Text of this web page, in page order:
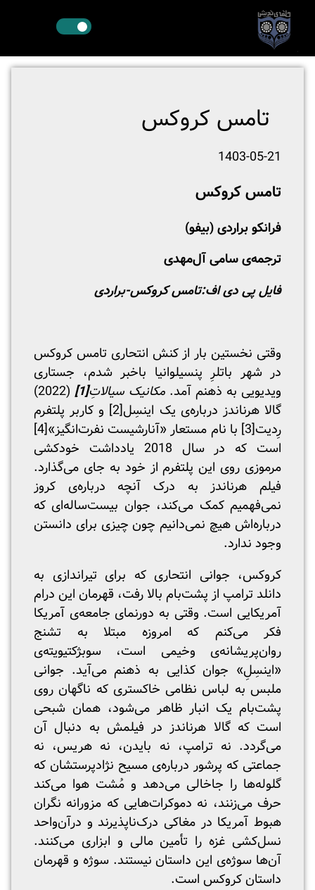
تامس کروکس
1403-05-21
تامس کروکس
فرانکو براردی (بیفو)
ترجمه‌ی سامی آل‌مهدی
فایل پی دی اف:تامس کروکس-براردی
وقتی نخستین بار از کنش انتحاری تامس کروکس
در شهر باتلرِ پنسیلوانیا باخبر شدم، جستاری
ویدیویی به ذهنم آمد. مکانیک سیالاتِ[1]
(2022)
گالا هرناندز درباره‌ی یک اینسِل[2]
و کاربر پلتفرم
رِدیت[3] با نام مستعار «آنارشیست نفرت‌انگیز»[4]
است که در سال 2018 یادداشت خودکشی
مرموزی روی این پلتفرم از خود به جای می‌گذارد.
فیلم هرناندز به درک آنچه درباره‌ی کروز
نمی‌فهمیم کمک می‌کند، جوان بیست‌ساله‌ای که
درباره‌اش هیچ نمی‌دانیم چون چیزی برای دانستن
وجود ندارد.
کروکس، جوانی انتحاری که برای تیراندازی به
دانلد ترامپ از پشت‌بام بالا رفت، قهرمان این درام
آمریکایی است. وقتی به دورنمای جامعه‌ی آمریکا
فکر می‌کنم که امروزه مبتلا به تشنج
روان‌پریشانه‌ی وخیمی است، سوبژکتیویته‌ی
«اینسِلِ» جوان کذایی به ذهنم می‌آید. جوانی
ملبس به لباس نظامی خاکستری که ناگهان روی
پشت‌بام یک انبار ظاهر می‌شود، همان شبحی
است که گالا هرناندز در فیلمش به دنبال آن
می‌گردد. نه ترامپ، نه بایدن، نه هریس، نه
جماعتی که پرشور درباره‌ی مسیح نژادپرستشان که
گلوله‌ها را جاخالی می‌دهد و مُشت هوا می‌کند
حرف می‌زنند، نه دموکرات‌هایی که مزورانه نگران
هبوط آمریکا در مغاکی درک‌ناپذیرند و درآن‌واحد
نسل‌کشی غزه را تأمین مالی و ابزاری می‌کنند.
آن‌ها سوژه‌ی این داستان نیستند. سوژه و قهرمان
داستان کروکس است.